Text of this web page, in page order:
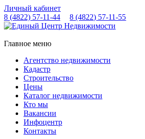
Личный кабинет
8 (4822) 57-11-44 8 (4822) 57-11-55
Главное меню
Агентство недвижимости
Кадастр
Строительство
Цены
Каталог недвижимости
Кто мы
Вакансии
Инфоцентр
Контакты